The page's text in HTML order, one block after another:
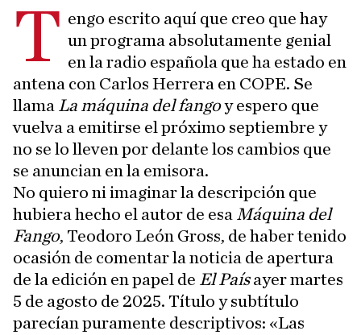
T engo escrito aquí que creo que hay
un programa absolutamente genial
en la radio española que ha estado en
antena con Carlos Herrera en COPE. Se
llama La máquina del fangoy espero que
vuelva a emitirse el próximo septiembre y
no se lo lleven por delante los cambios que
se anuncian en la emisora.
No quiero ni imaginar la descripción que
hubiera hecho el autor de esa Máquina del
Fango, Teodoro León Gross, de haber tenido
ocasión de comentar la noticia de apertura
de la edición en papel de El Paísayer martes
5 de agosto de 2025. Título y subtítulo
parecían puramente descriptivos: «Las